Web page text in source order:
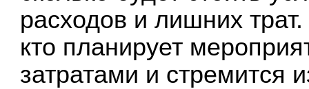
расходов и лишних
кто планирует
затратами и стремится